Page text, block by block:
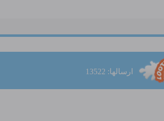
ارسالها: 13522